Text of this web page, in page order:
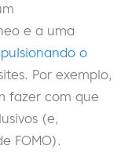
e a uma
o
Por exemplo,
fazer com que
(e,
FOMO).